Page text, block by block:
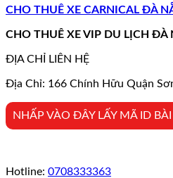
CHO THUÊ XE CARNICAL ĐÀ
CHO THUÊ XE VIP DU LỊCH ĐÀ
ĐỊA CHỈ LIÊN HỆ
Địa Chỉ: 166 Chính Hữu Quận
NHẤP VÀO ĐÂY LẤY MÃ ID BÀI
Hotline: 0708333363